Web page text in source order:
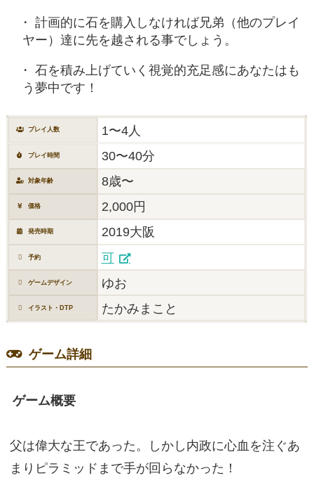
計画的に石を購入しなければ兄弟（他のプレイ
ヤー）達に先を越される事でしょう。
石を積み上げていく視覚的充足感にあなたはも
う夢中です！
プレイ人数 1〜4人
プレイ時間 30〜40分
対象年齢 8歳〜
価格 2,000円
発売時期 2019大阪
予約 可
ゲームデザイン ゆお
イラスト・DTP たかみまこと
ゲーム詳細
ゲーム概要
父は偉大な王であった。しかし内政に心血を注ぐあ
まりピラミッドまで手が回らなかった！